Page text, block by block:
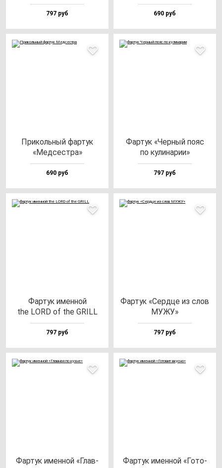
797 руб 690 руб
При­коль­ный фар­тук
«Мед­сес­тра»
690 руб
Фар­тук «Чер­ный по­яс
по ку­ли­на­рии»
797 руб
Фар­тук имен­ной
the LORD of the GRILL
797 руб
Фар­тук «Сер­дце из слов
МУЖУ»
797 руб
Фар­тук имен­ной «Глав­
Фар­тук имен­ной «Гото­